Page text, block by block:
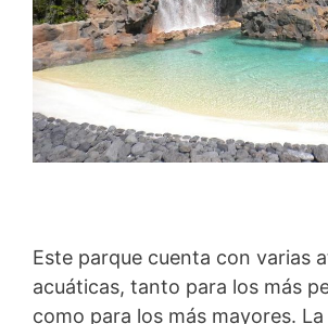
Este parque cuenta con varias
acuáticas, tanto para los más
como para los más mayores.